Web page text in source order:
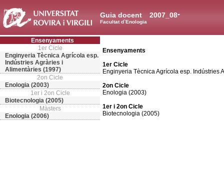
2007_08
Guia docent
Facultat d`Enologia
Ensenyaments
1er Cicle
Enginyeria Tècnica Agrícola esp.
Indústries Agràries i
Alimentàries (1997)
2on Cicle
Enologia (2003)
1er i 2on Cicle
Biotecnologia (2005)
Màsters
Enologia (2006)
Ensenyaments
1er Cicle
Enginyeria Tècnica Agrícola esp. Indústries
2on Cicle
Enologia (2003)
1er i 2on Cicle
Biotecnologia (2005)